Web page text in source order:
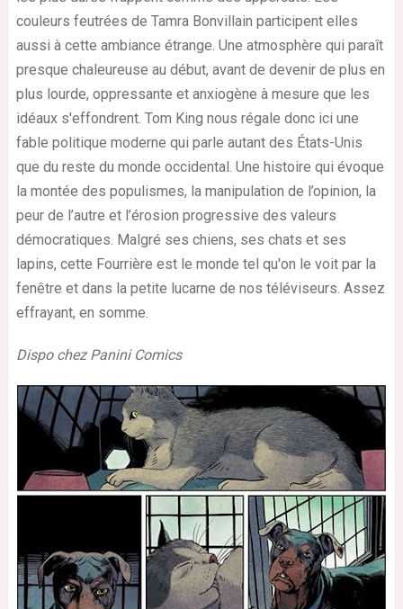
couleurs feutrées de Tamra Bonvillain participent elles
aussi à cette ambiance étrange. Une atmosphère qui paraît
presque chaleureuse au début, avant de devenir de plus en
plus lourde, oppressante et anxiogène à mesure que les
idéaux s'effondrent. Tom King nous régale donc ici une
fable politique moderne qui parle autant des États-Unis
que du reste du monde occidental. Une histoire qui évoque
la montée des populismes, la manipulation de l’opinion, la
peur de l’autre et l’érosion progressive des valeurs
démocratiques. Malgré ses chiens, ses chats et ses
lapins, cette Fourrière est le monde tel qu'on le voit par la
fenêtre et dans la petite lucarne de nos téléviseurs. Assez
effrayant, en somme.
Dispo chez Panini Comics